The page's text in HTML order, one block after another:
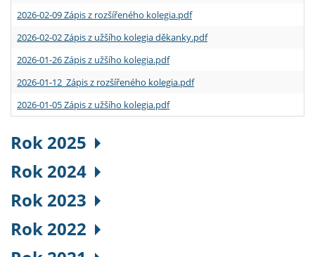
2026-02-09 Zápis z rozšířeného kolegia.pdf
2026-02-02 Zápis z užšího kolegia děkanky.pdf
2026-01-26 Zápis z užšího kolegia.pdf
2026-01-12 Zápis z rozšířeného kolegia.pdf
2026-01-05 Zápis z užšího kolegia.pdf
Rok 2025
Rok 2024
Rok 2023
Rok 2022